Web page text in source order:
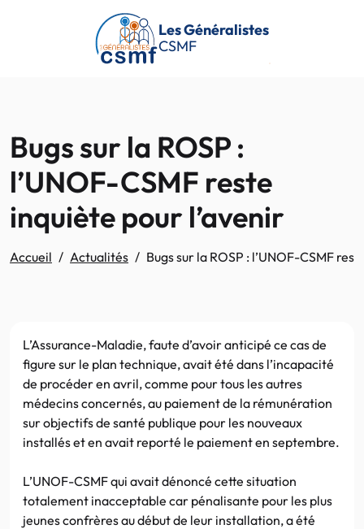
Passer au contenu principal
Les Généralistes
CSMF
Bugs sur la ROSP :
l’UNOF-CSMF reste
inquiète pour l’avenir
Accueil Actualités Bugs sur la ROSP : l’UNOF-CSMF
L’Assurance-Maladie, faute d’avoir anticipé ce cas de
figure sur le plan technique, avait été dans l’incapacité
de procéder en avril, comme pour tous les autres
médecins concernés, au paiement de la rémunération
sur objectifs de santé publique pour les nouveaux
installés et en avait reporté le paiement en septembre.
L’UNOF-CSMF qui avait dénoncé cette situation
totalement inacceptable car pénalisante pour les plus
jeunes confrères au début de leur installation, a été